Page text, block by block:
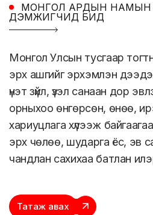
МОНГОЛ АРДЫН НАМЫН
ДЭМЖИГЧИД БИД
Монгол Улсын тусгаар
эрх ашгийг эрхэмлэн
үнэт зүйл, үзэл санаан дор
орныхоо өнгөрсөн, өнөө,
хариуцлага хүлээж
эрх чөлөө, шударга ёс, эв
чандлан сахихаа батлан
Татаж авах